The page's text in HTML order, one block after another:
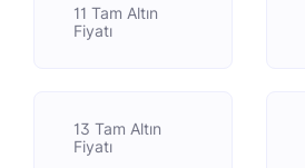
11 Tam Altın
Fiyatı
13 Tam Altın
Fiyatı